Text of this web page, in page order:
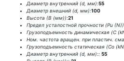
Диаметр внутренний (d, мм):55
Диаметр внешний (d, мм):100
Высота (В (мм)):21
Предел усталостной прочности (Pu
Грузоподъемность динамическая (C
Ном. частота вращен. при пластич.
Грузоподъемность статическая (Co
Диаметр внутренний (d, мм):: 55